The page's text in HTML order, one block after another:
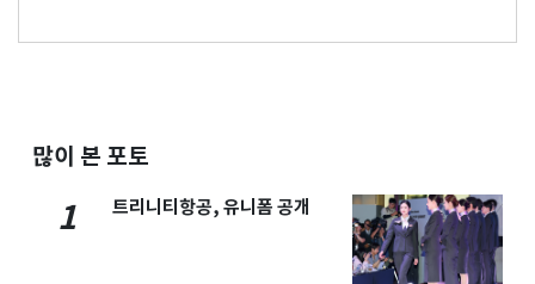
많이 본 포토
1 트리니티항공, 유니폼 공개